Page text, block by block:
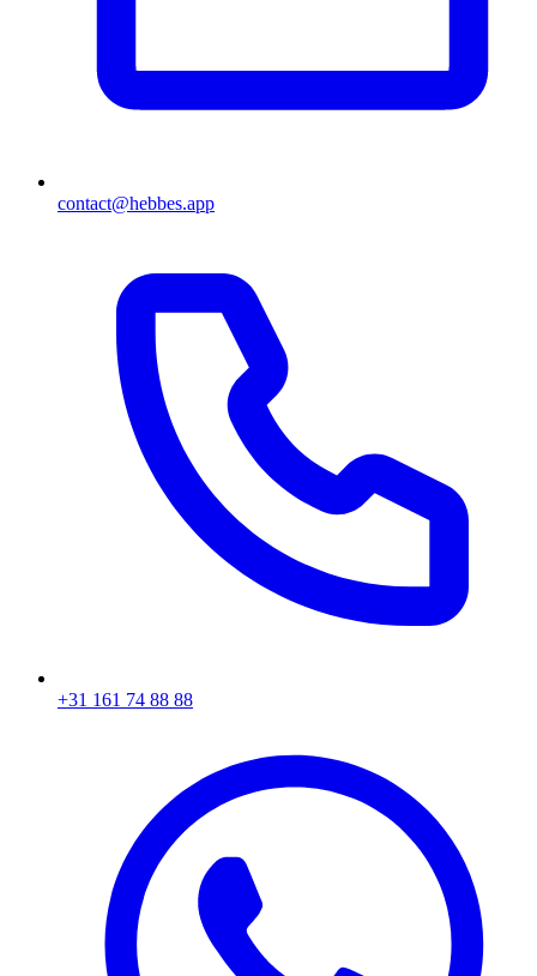
contact@hebbes.app
+31 161 74 88 88‬​​​​‌ ‍ ​‍​‍‌‍ ‌ ​‍‌‍‍‌‌‍‌ ‌‍‍‌‌‍ ‍​‍​‍​ ‍‍​‍​‍‌ ​ ‌‍​‌‌‍ ‍‌‍‍‌‌ ‌​‌ ‍‌​‍ ‍‌‍‍‌‌‍ ​‍​‍​‍ ​​‍​‍‌‍‍​‌ ​‍‌‍‌‌‌‍‌‍​‍​‍​ ‍‍​‍​‍‌‍‍​‌ ‌​‌ ‌​‌ ​​​ ‍‍​‍ ​‍ ‌‍ ​‌‍ ‌‍​ ‌‍​‌‌‍ ​‌‍‍​‌‍ ‌ ​ ‌ ‌​​ ‍‍​ ​ ​ ​ ​ ​ ​ ​ ​‍ ‌‍‍‌‌‍ ‍‌ ‌​‌‍‌‌‌‍ ‍‌ ‌​​‍ ‌‍‌‌‌‍‌​‌‍‍‌‌ ‌​​‍ ‌‍ ‌‌‍ ‌‍‌​‌‍‌‌​ ‌‌ ​​‌ ​‍‌‍‌‌‌ ​ ‌‍‌‌‌‍ ‍‌ ‌​‌‍​‌‌ ‌​‌‍‍‌‌‍ ‌‍ ‍​ ‍ ‌‍‍‌‌‍‌​​ ‌‌‍‌ ‌‍ ​‌‍ ‌‍​‍‌‍​‌‌‍ ​​ ‍ ‌ ‌​‌ ‍‌‌ ​​‌‍‌‌​ ‌‌‍‌ ‌‍ ​‌‍ ‌‍​‍‌‍​‌‌‍ ​​ ‍ ‌ ​​‌‍​‌‌ ‌​‌‍‍​​ ‌‌‍​ ‌‍ ‌‍ ‍‌ ‌​‌‍​‌‌‍​ ‌ ‌​​‍ ‍‌ ​​‌‍‍​‌‍ ‌‍ ‍‌‍‌‌​ ‌‍​‍‌‍​‌‌ ​ ‌‍‌‌‌‌‌‌‌ ​‍‌‍ ​​ ‌‌‍‍​‌ ‌​‌ ‌​‌ ​​​‍‌‌​ ​ ‌​​‌​‍‌‌​ ​‍‌​‌‍​‍‌‌​ ​‍‌​‌‍‌‍ ​‌‍ ‌‍​ ‌‍​‌‌‍ ​‌‍‍​‌‍ ‌ ​ ‌ ‌​​‍‌‌​ ​ ‌​​‌​ ​ ​ ​ ​ ​ ​ ​ ​‍‌‍‌‍‍‌‌‍‌​​ ‌‌‍‌ ‌‍ ​‌‍ ‌‍​‍‌‍​‌‌‍ ​​‍‌‍‌ ‌​‌ ‍‌‌ ​​‌‍‌‌​ ‌‌‍‌ ‌‍ ​‌‍ ‌‍​‍‌‍​‌‌‍ ​​‍‌‍‌ ​​‌‍​‌‌ ‌​‌‍‍​​ ‌‌‍​ ‌‍ ‌‍ ‍‌ ‌​‌‍​‌‌‍​ ‌ ‌​​‍ ‍‌ ​​‌‍‍​‌‍ ‌‍ ‍‌‍‌‌​‍‌‍‌ ​​‌‍‌‌‌ ​‍‌ ​ ‌ ​​‌‍‌‌‌‍​ ‌ ‌​‌‍‍‌‌ ‌‍‌‍‌‌​ ‌‌ ​​‌ ‌‌‌‍​‍‌‍ ​‌‍‍‌‌ ​ ‌‍‍​‌‍‌‌‌‍‌​​‍​‍‌ ‌